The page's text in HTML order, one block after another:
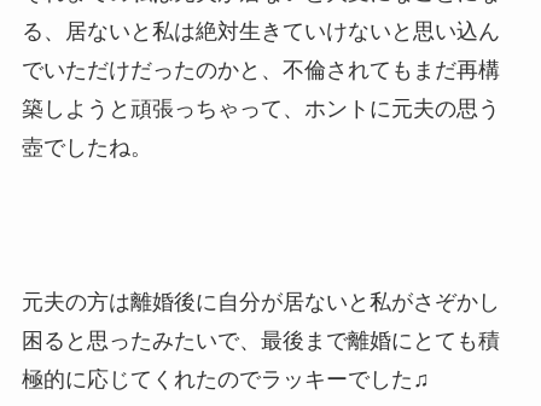
る、居ないと私は絶対生きていけないと思い込ん
でいただけだったのかと、不倫されてもまだ再構
築しようと頑張っちゃって、ホントに元夫の思う
壺でしたね。
元夫の方は離婚後に自分が居ないと私がさぞかし
困ると思ったみたいで、最後まで離婚にとても積
極的に応じてくれたのでラッキーでした♫